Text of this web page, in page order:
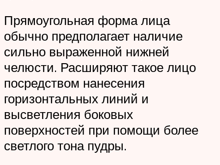
Прямоугольная форма лица
обычно предполагает наличие
сильно выраженной нижней
челюсти. Расширяют такое лицо
посредством нанесения
горизонтальных линий и
высветления боковых
поверхностей при помощи более
светлого тона пудры.